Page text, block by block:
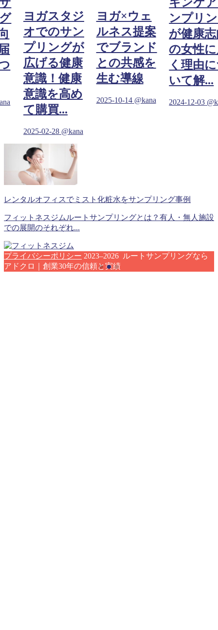
ヨガスタジ
オでのサン
プリングが
広げる健康
意識！健康
意識を高め
て購買...
2025-02-28 @kana
ヨガ×ウェ
ルネス提案
でブランド
との共感を
生む導線
2025-10-14 @kana
ンプリ
が健康
の女性
く理由
いて解...
2024-12-03
レンタルオフィスでミスト化粧水をサンプリング事例
フィットネスジムルートサンプリングとは？有人・無人施設
での展開のそれぞれ...
プライバシーポリシー 2023–2026 ルートサンプリングなら
アドクロ｜創業30年の信頼と実績